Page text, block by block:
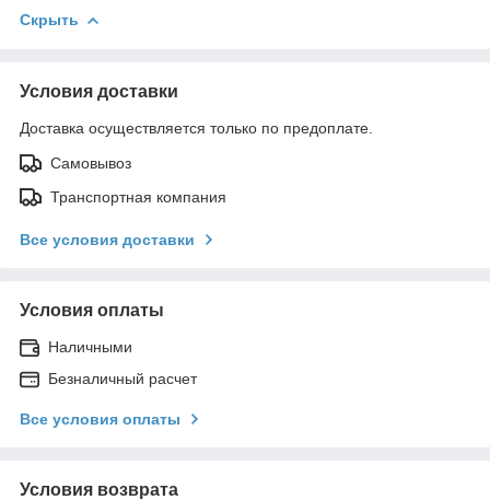
Скрыть
Условия доставки
Доставка осуществляется только по предоплате.
Самовывоз
Транспортная компания
Все условия доставки
Условия оплаты
Наличными
Безналичный расчет
Все условия оплаты
Условия возврата